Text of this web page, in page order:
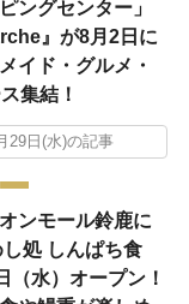
ングセンター」
』が8月2日に
イド・グルメ・
集結！
29日(水)の記事
ンモール鈴鹿に
し処 しんぱち食
（水）オープン！